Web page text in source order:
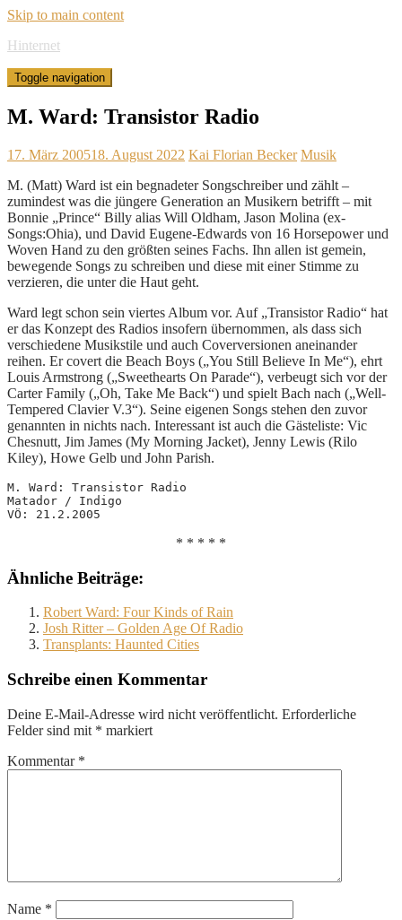
Skip to main content
Hinternet
Toggle navigation
M. Ward: Transistor Radio
17. März 200518. August 2022 Kai Florian Becker Musik
M. (Matt) Ward ist ein begnadeter Songschreiber und zählt –
zumindest was die jüngere Generation an Musikern betrifft – mit
Bonnie „Prince“ Billy alias Will Oldham, Jason Molina (ex-
Songs:Ohia), und David Eugene-Edwards von 16 Horsepower und
Woven Hand zu den größten seines Fachs. Ihn allen ist gemein,
bewegende Songs zu schreiben und diese mit einer Stimme zu
verzieren, die unter die Haut geht.
Ward legt schon sein viertes Album vor. Auf „Transistor Radio“ hat
er das Konzept des Radios insofern übernommen, als dass sich
verschiedene Musikstile und auch Coverversionen aneinander
reihen. Er covert die Beach Boys („You Still Believe In Me“), ehrt
Louis Armstrong („Sweethearts On Parade“), verbeugt sich vor der
Carter Family („Oh, Take Me Back“) und spielt Bach nach („Well-
Tempered Clavier V.3“). Seine eigenen Songs stehen den zuvor
genannten in nichts nach. Interessant ist auch die Gästeliste: Vic
Chesnutt, Jim James (My Morning Jacket), Jenny Lewis (Rilo
Kiley), Howe Gelb und John Parish.
M. Ward: Transistor Radio
Matador / Indigo
VÖ: 21.2.2005
* * * * *
Ähnliche Beiträge:
Robert Ward: Four Kinds of Rain
Josh Ritter – Golden Age Of Radio
Transplants: Haunted Cities
Schreibe einen Kommentar
Deine E-Mail-Adresse wird nicht veröffentlicht. Erforderliche
Felder sind mit * markiert
Kommentar *
Name *